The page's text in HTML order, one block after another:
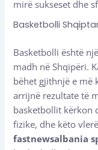
mirë sukseset dhe
Basketbolli
Basketbolli është
madh në Shqipëri.
bëhet gjithnjë e më
arrijnë rezultate të
basketbollit kërkon
fizike, dhe këto
fastnewsalbania